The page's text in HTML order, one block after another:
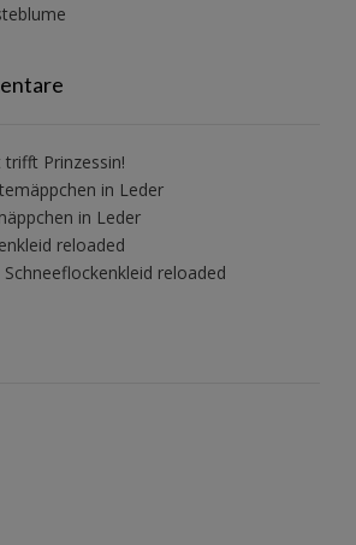
trifft Prinzessin!
in Leder
in Leder
reloaded
Schneeflockenkleid reloaded